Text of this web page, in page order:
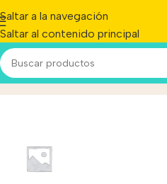
Saltar a la navegación
Saltar al contenido principal
22.5 cmInicio/Producto